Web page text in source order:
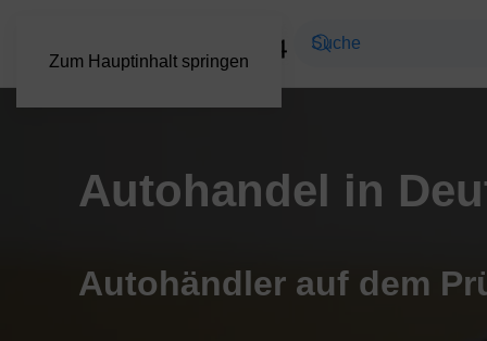
Zum Hauptinhalt springen
Autohandel in
Autohändler auf dem